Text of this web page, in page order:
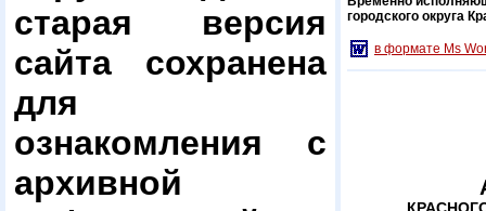
старая версия
сайта сохранена
для
ознакомления с
архивной
городского округа
в формате Ms